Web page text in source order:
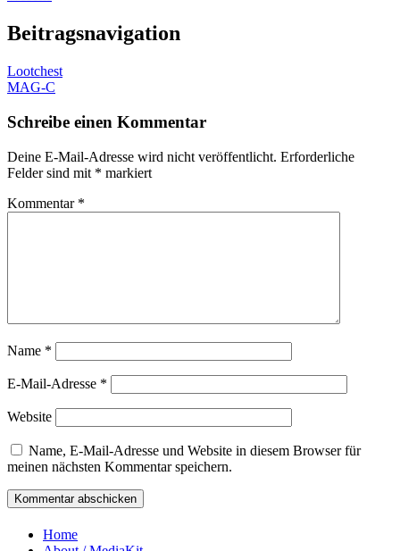
Beitragsnavigation
Lootchest
MAG-C
Schreibe einen Kommentar
Deine E-Mail-Adresse wird nicht veröffentlicht. Erforderliche
Felder sind mit * markiert
Kommentar *
Name *
E-Mail-Adresse *
Website
Name, E-Mail-Adresse und Website in diesem Browser für
meinen nächsten Kommentar speichern.
Home